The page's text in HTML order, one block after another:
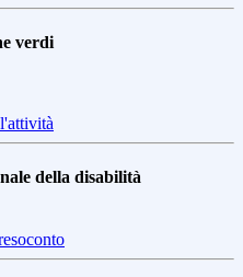
verdi
della disabilità